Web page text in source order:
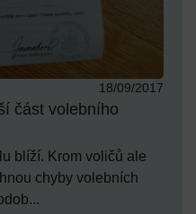
18/09/2017
část volebního
blíží. Krom voličů ale
chyby volebních